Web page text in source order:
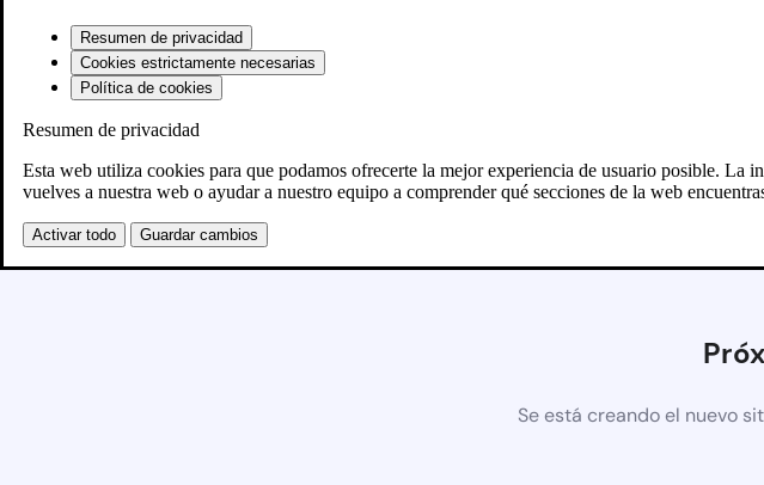
Se está creando el nuevo
Resumen de privacidad
Cookies estrictamente necesarias
Política de cookies
Resumen de privacidad
Esta web utiliza cookies para que podamos ofrecerte la mejor experiencia de usuario posible. La
vuelves a nuestra web o ayudar a nuestro equipo a comprender qué secciones de la web
Activar todo Guardar cambios